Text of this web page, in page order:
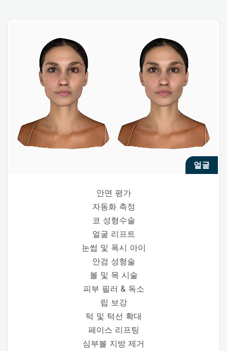
얼굴
안면 평가
자동화 측정
코 성형수술
얼굴 리프트
눈썹 및 폭시 아이
안검 성형술
볼 및 목 시술
피부 필러 & 독소
립 보강
턱 및 턱선 확대
페이스 리프팅
심부볼 지방 제거